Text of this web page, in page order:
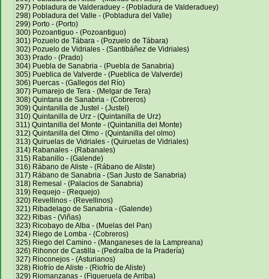
297) Pobladura de Valderaduey - (Pobladura de Valderaduey)
298) Pobladura del Valle - (Pobladura del Valle)
299) Porto - (Porto)
300) Pozoantiguo - (Pozoantiguo)
301) Pozuelo de Tábara - (Pozuelo de Tábara)
302) Pozuelo de Vidriales - (Santibáñez de Vidriales)
303) Prado - (Prado)
304) Puebla de Sanabria - (Puebla de Sanabria)
305) Pueblica de Valverde - (Pueblica de Valverde)
306) Puercas - (Gallegos del Río)
307) Pumarejo de Tera - (Melgar de Tera)
308) Quintana de Sanabria - (Cobreros)
309) Quintanilla de Justel - (Justel)
310) Quintanilla de Urz - (Quintanilla de Urz)
311) Quintanilla del Monte - (Quintanilla del Monte)
312) Quintanilla del Olmo - (Quintanilla del olmo)
313) Quiruelas de Vidriales - (Quiruelas de Vidriales)
314) Rabanales - (Rabanales)
315) Rabanillo - (Galende)
316) Rábano de Aliste - (Rábano de Aliste)
317) Rábano de Sanabria - (San Justo de Sanabria)
318) Remesal - (Palacios de Sanabria)
319) Requejo - (Requejo)
320) Revellinos - (Revellinos)
321) Ribadelago de Sanabria - (Galende)
322) Ribas - (Viñas)
323) Ricobayo de Alba - (Muelas del Pan)
324) Riego de Lomba - (Cobreros)
325) Riego del Camino - (Manganeses de la Lampreana)
326) Rihonor de Castilla - (Pedralba de la Pradería)
327) Rioconejos - (Asturianos)
328) Riofrío de Aliste - (Riofrío de Aliste)
329) Riomanzanas - (Figueruela de Arriba)